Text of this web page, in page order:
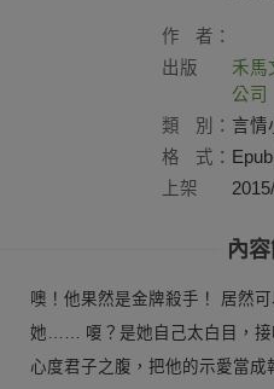
作
者：
出版
禾馬
公司
類
別： 言情
格
式：
上架
內
噢！他果然是金牌殺手！ 居然
她…… 嗄？是她自己太白目，接
心度君子之腹，把他的示愛當